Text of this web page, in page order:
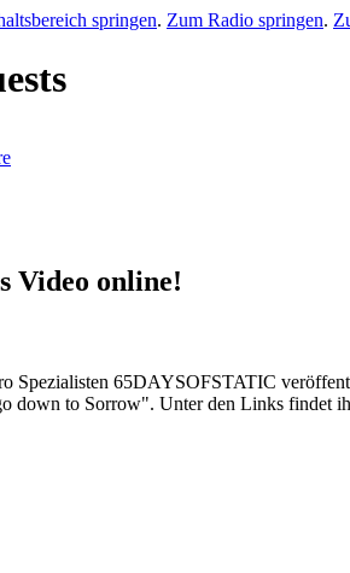
springen. Zum Radio springen.
Video online!
Spezialisten 65DAYSOFSTATIC
down to Sorrow". Unter den Links findet